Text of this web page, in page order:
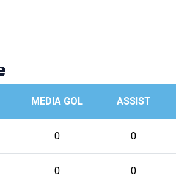
MEDIA GOL ASSIST
0 0
0 0